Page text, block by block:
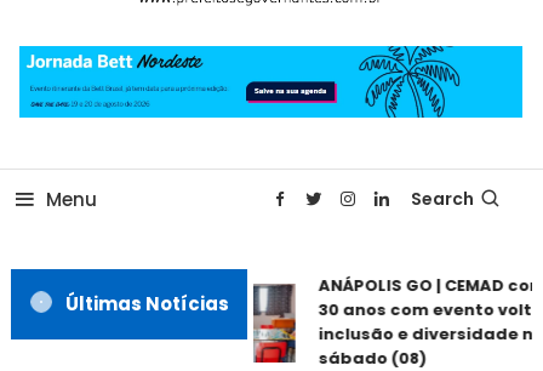
Prefeitos & Governantes
Menu Search
Últimas Notícias
ANÁPOLIS GO | CEMAD
30 anos com evento
inclusão e diversidade
sábado (08)